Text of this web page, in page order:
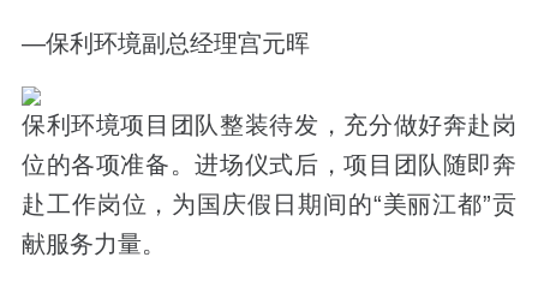
—保利环境副总经理宫元晖
保利环境项目团队整装待发，充分做好奔赴岗
位的各项准备。进场仪式后，项目团队随即奔
赴工作岗位，为国庆假日期间的“美丽江都”贡
献服务力量。